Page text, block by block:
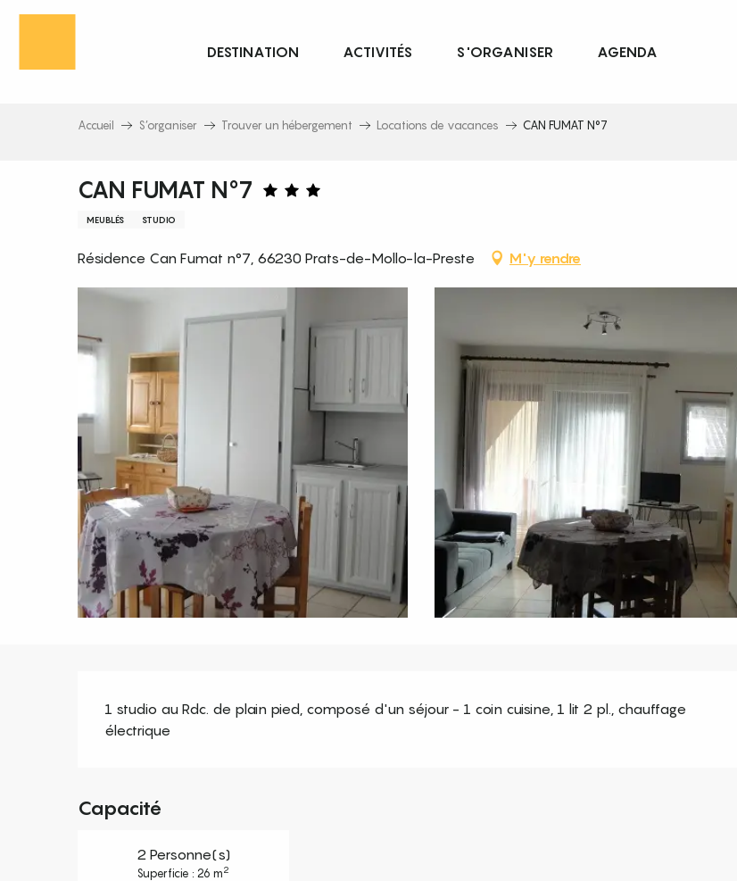
Aller
principal
DESTINATION ACTIVITÉS S'ORGANISER AGENDA
Accueil S’organiser Trouver un hébergement Locations de vacances CAN FUMAT N°7
CAN FUMAT N°7
MEUBLÉS STUDIO
Résidence Can Fumat n°7, 66230 Prats-de-Mollo-la-Preste M'y rendre
Description
1 studio au Rdc. de plain pied, composé d'un séjour - 1 coin cuisine, 1 lit 2 pl., chauffage
électrique
Capacité
2 Personne(s)
Superficie : 26 m2